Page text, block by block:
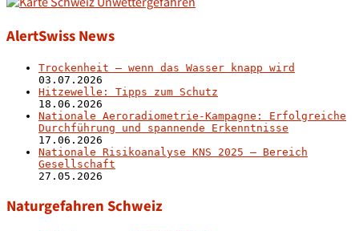
AlertSwiss News
Trockenheit – wenn das Wasser knapp wird
03.07.2026
Hitzewelle: Tipps zum Schutz
18.06.2026
Nationale Aeroradiometrie-Kampagne: Erfolgreiche
Durchführung und spannende Erkenntnisse
17.06.2026
Nationale Risikoanalyse KNS 2025 – Bereich
Gesellschaft
27.05.2026
Naturgefahren Schweiz